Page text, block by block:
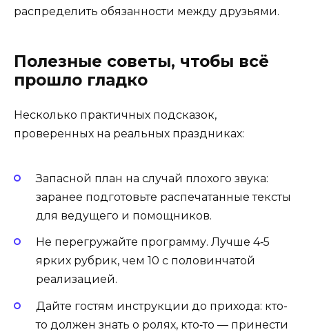
распределить обязанности между друзьями.
Полезные советы, чтобы всё
прошло гладко
Несколько практичных подсказок,
проверенных на реальных праздниках:
Запасной план на случай плохого звука:
заранее подготовьте распечатанные тексты
для ведущего и помощников.
Не перегружайте программу. Лучше 4‑5
ярких рубрик, чем 10 с половинчатой
реализацией.
Дайте гостям инструкции до прихода: кто-
то должен знать о ролях, кто‑то — принести